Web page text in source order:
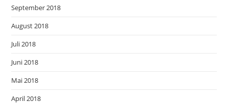
September 2018
August 2018
Juli 2018
Juni 2018
Mai 2018
April 2018